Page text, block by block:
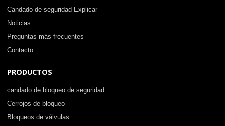
Candado de seguridad Explicar
Noticias
Preguntas más frecuentes
Contacto
PRODUCTOS
candado de bloqueo de seguridad
Cerrojos de bloqueo
Bloqueos de válvulas